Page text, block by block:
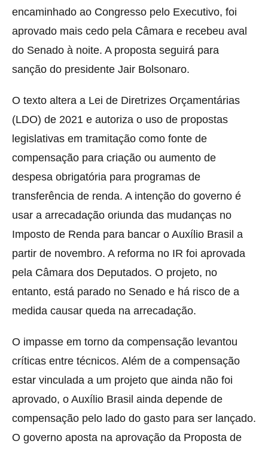
encaminhado ao Congresso pelo Executivo, foi
aprovado mais cedo pela Câmara e recebeu aval
do Senado à noite. A proposta seguirá para
sanção do presidente Jair Bolsonaro.
O texto altera a Lei de Diretrizes Orçamentárias
(LDO) de 2021 e autoriza o uso de propostas
legislativas em tramitação como fonte de
compensação para criação ou aumento de
despesa obrigatória para programas de
transferência de renda. A intenção do governo é
usar a arrecadação oriunda das mudanças no
Imposto de Renda para bancar o Auxílio Brasil a
partir de novembro. A reforma no IR foi aprovada
pela Câmara dos Deputados. O projeto, no
entanto, está parado no Senado e há risco de a
medida causar queda na arrecadação.
O impasse em torno da compensação levantou
críticas entre técnicos. Além de a compensação
estar vinculada a um projeto que ainda não foi
aprovado, o Auxílio Brasil ainda depende de
compensação pelo lado do gasto para ser lançado.
O governo aposta na aprovação da Proposta de